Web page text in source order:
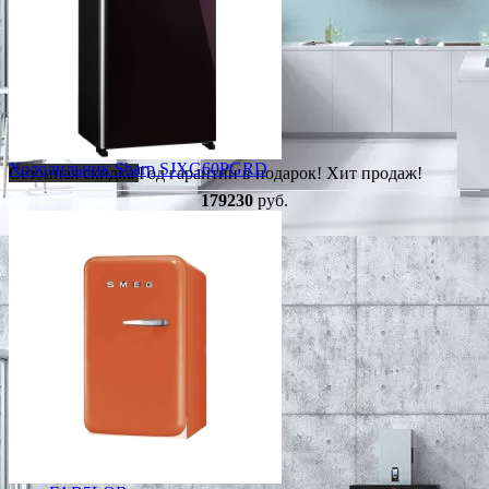
Сезонная скидкаГод гарантии в подарок! Хит продаж!
Холодильник Sharp SJXG60PGRD
179230 руб.